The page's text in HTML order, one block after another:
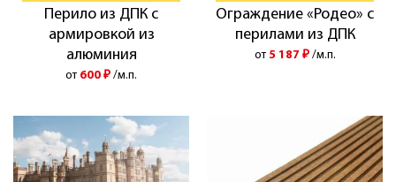
Перило из ДПК с
армировкой из
алюминия
от 600 ₽ /м.п.
Ограждение «Родео» с
перилами из ДПК
от 5 187 ₽ /м.п.